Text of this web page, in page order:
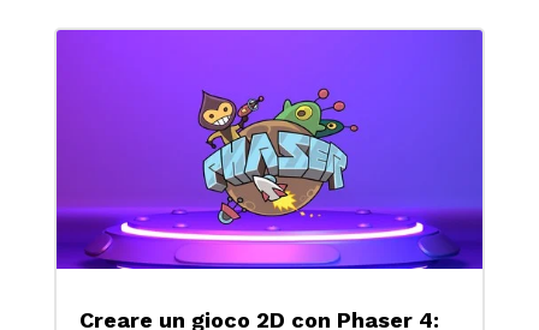
Creare un gioco 2D con Phaser 4: